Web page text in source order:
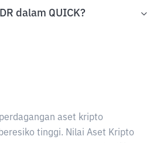
dalam QUICK?
aset kripto
tinggi. Nilai Aset Kripto